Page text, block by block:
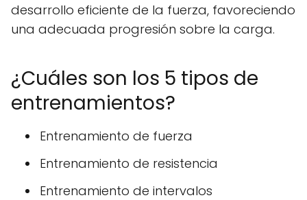
desarrollo eficiente de la fuerza, favoreciendo
una adecuada progresión sobre la carga.
¿Cuáles son los 5 tipos de
entrenamientos?
Entrenamiento de fuerza
Entrenamiento de resistencia
Entrenamiento de intervalos